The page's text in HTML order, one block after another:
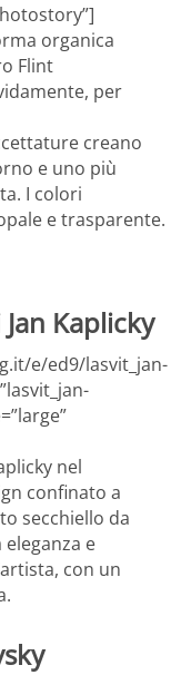
organica
Flint
per
creano
e uno più
I colori
e trasparente.
Jan Kaplicky
e/ed9/lasvit_jan-
nel
confinato a
secchiello da
e
con un